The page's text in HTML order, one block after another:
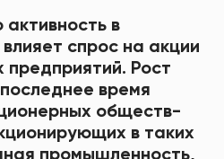
в
спрос на акции
предприятий. Рост
время
обществ-
в таких
промышленность,